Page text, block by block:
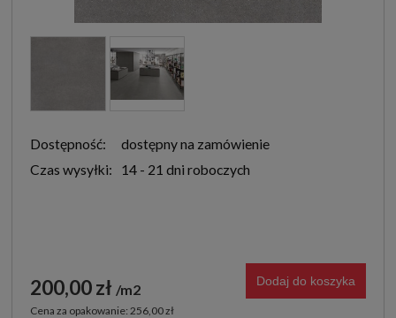
Dostępność:
dostępny na zamówienie
Czas wysyłki:
14 - 21 dni roboczych
200,00 zł m2
Cena za opakowanie: 256,00 zł
Dodaj do koszyka